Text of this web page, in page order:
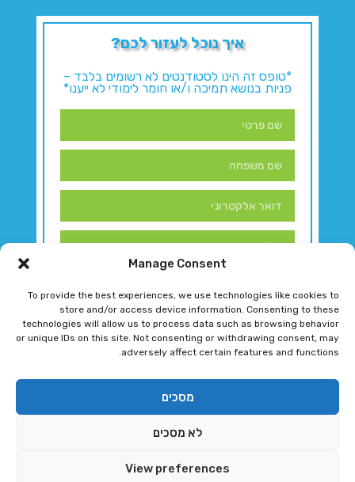
Manage Consent
To provide the best experiences, we use technologies like cookies to
store and/or access device information. Consenting to these
technologies will allow us to process data such as browsing behavior
or unique IDs on this site. Not consenting or withdrawing consent, may
adversely affect certain features and functions.
מסכים
לא מסכים
View preferences
איך נוכל לעזור לכם?
*טופס זה הינו לסטודנטים לא רשומים בלבד –
פניות בנושא תמיכה ו/או חומר לימודי לא ייענו*